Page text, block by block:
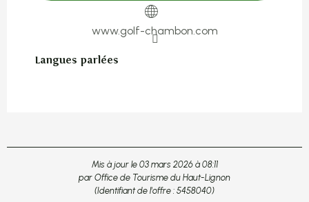
www.golf-chambon.com
Langues parlées
Langues parlées
Mis à jour le 03 mars 2026 à 08:11
par Office de Tourisme du Haut-Lignon
(Identifiant de l'offre : 5458040)